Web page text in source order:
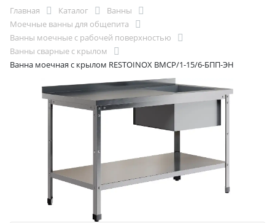
Главная Каталог
Ванны
Моечные ванны для общепита
Ванны моечные с рабочей поверхностью
Ванны сварные с крылом
Ванна моечная с крылом RESTOINOX ВМСР/1-15/6-БПП-ЭН